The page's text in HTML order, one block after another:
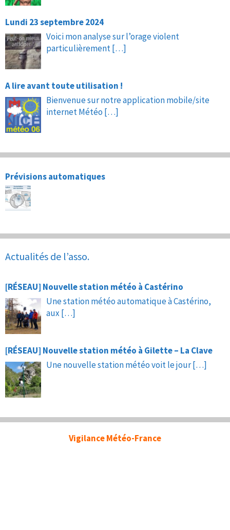
Lundi 23 septembre 2024
Voici mon analyse sur l’orage violent
particulièrement[…]
A lire avant toute utilisation !
Bienvenue sur notre application mobile/site
internet Météo […]
Prévisions automatiques
Actualités de l’asso.
[RÉSEAU] Nouvelle station météo à Castérino
Une station météo automatique à Castérino,
aux […]
[RÉSEAU] Nouvelle station météo à Gilette – La Clave
Une nouvelle station météo voit le jour[…]
Vigilance Météo-France